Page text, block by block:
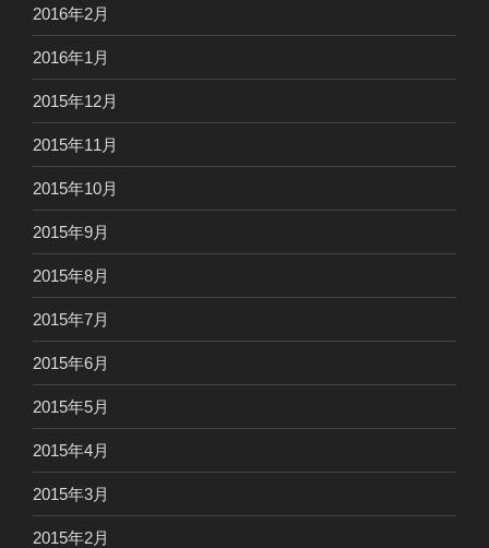
2016年2月
2016年1月
2015年12月
2015年11月
2015年10月
2015年9月
2015年8月
2015年7月
2015年6月
2015年5月
2015年4月
2015年3月
2015年2月